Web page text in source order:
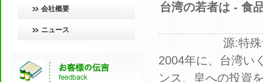
会社概要
ニュース
台湾の若者は - 食
源:特
2004年に、台湾い
ンス、皇への投資